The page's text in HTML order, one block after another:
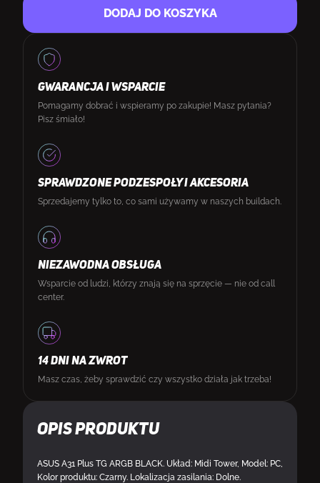
Opis produktu
ASUS A31 Plus TG ARGB BLACK. Układ: Midi Tower, Model: PC,
Kolor produktu: Czarny. Lokalizacja zasilania: Dolne.
DODAJ DO KOSZYKA
GWARANCJA I WSPARCIE
Pomagamy dobrać i wspieramy po zakupie! Masz pytania?
Pisz śmiało!
SPRAWDZONE PODZESPOŁY I AKCESORIA
Sprzedajemy tylko to, co sami używamy w naszych buildach.
NIEZAWODNA OBSŁUGA
Wsparcie od ludzi, którzy znają się na sprzęcie — nie od call
center.
14 DNI NA ZWROT
Masz czas, żeby sprawdzić czy wszystko działa jak trzeba!